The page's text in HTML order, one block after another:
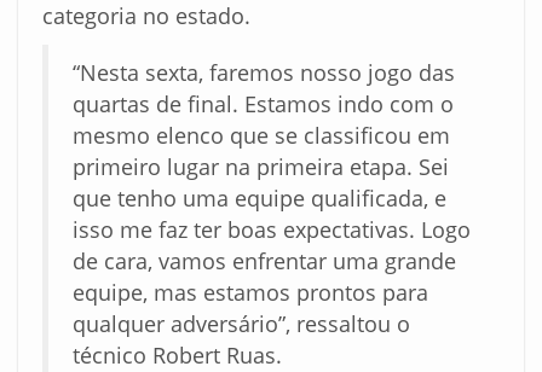
categoria no estado.
“Nesta sexta, faremos nosso jogo das
quartas de final. Estamos indo com o
mesmo elenco que se classificou em
primeiro lugar na primeira etapa. Sei
que tenho uma equipe qualificada, e
isso me faz ter boas expectativas. Logo
de cara, vamos enfrentar uma grande
equipe, mas estamos prontos para
qualquer adversário”, ressaltou o
técnico Robert Ruas.